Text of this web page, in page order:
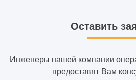
Оставить
Инженеры нашей компании
предоставят Вам